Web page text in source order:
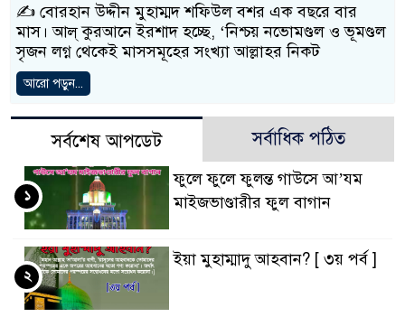
✍️ বোরহান উদ্দীন মুহাম্মদ শফিউল বশর এক বছরে বার
মাস। আল্ কুরআনে ইরশাদ হচ্ছে, ‘নিশ্চয় নভোমণ্ডল ও ভূমণ্ডল
সৃজন লগ্ন থেকেই মাসসমূহের সংখ্যা আল্লাহর নিকট
আরো পড়ুন...
সর্বশেষ আপডেট সর্বাধিক পঠিত
ফুলে ফুলে ফুলন্ত গাউসে আ’যম
মাইজভাণ্ডারীর ফুল বাগান
১
ইয়া মুহাম্মাদু আহবান? [ ৩য় পর্ব ]
২